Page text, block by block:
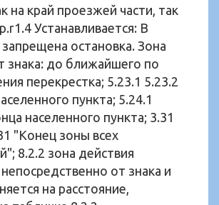
на край проезжей части, так
Устанавливается: В
запрещена остановка. Зона
знака: до ближайшего по
перекрестка; 5.23.1 5.23.2
пункта; 5.24.1
населенного пункта; 3.31
"Конец зоны всех
8.2.2 зона действия
от знака и
на расстояние,